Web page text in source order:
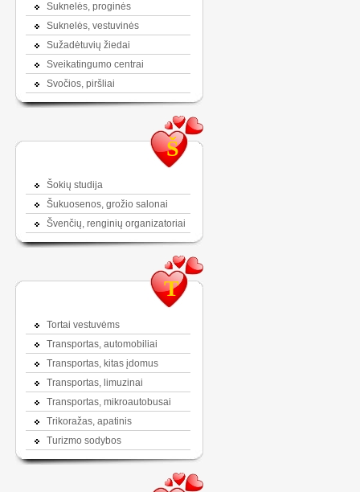
Suknelės, proginės
Suknelės, vestuvinės
Sužadėtuvių žiedai
Sveikatingumo centrai
Svočios, piršliai
Š
Šokių studija
Šukuosenos, grožio salonai
Švenčių, renginių organizatoriai
T
Tortai vestuvėms
Transportas, automobiliai
Transportas, kitas įdomus
Transportas, limuzinai
Transportas, mikroautobusai
Trikoražas, apatinis
Turizmo sodybos